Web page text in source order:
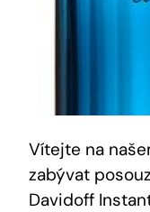
Vítejte na
zabývat
Davidoff